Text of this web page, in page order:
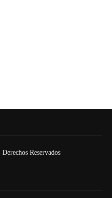
| Derechos Reservados